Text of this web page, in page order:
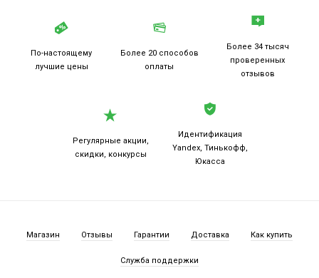
По-настоящему
лучшие цены
Более 20 способов
оплаты
Более 34 тысяч
проверенных
отзывов
Регулярные акции,
скидки, конкурсы
Идентификация
Yandex, Тинькофф,
Юкасса
Магазин Отзывы Гарантии Доставка Как купить
Служба поддержки